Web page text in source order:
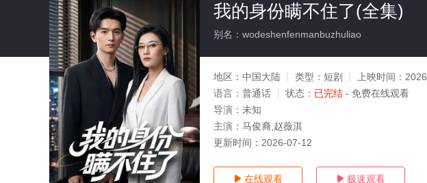
我的身份瞒不住了(全集)
别名：wodeshenfenmanbuzhuliao
地区： 中国大陆 类型： 短剧 上映时间： 2026
语言： 普通话 状态： 已完结 - 免费在线观看
导演： 未知
主演： 马俊裔,赵薇淇
更新时间： 2026-07-12
 在线观看  极速观看